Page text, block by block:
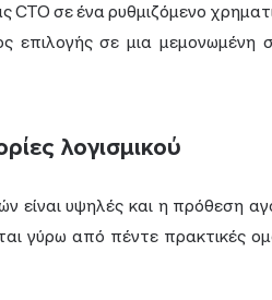
CTO σε ένα ρυθμιζόμενο
επιλογής σε μια μεμονωμένη
λογισμικού
είναι υψηλές και η πρόθεση
γύρω από πέντε πρακτικές